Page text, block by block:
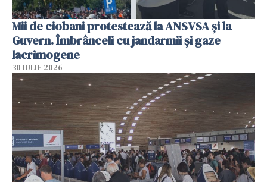
Mii de ciobani protestează la ANSVSA și la
Guvern. Îmbrânceli cu jandarmii și gaze
lacrimogene
30 IULIE 2026